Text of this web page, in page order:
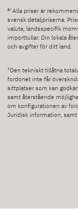
Sittplatser
4 personer
a)Alla priser är
svensk detaljpriserna.
valuta, landsspecifik
importtullar. Din lokala
och avgifter för ditt land.
*Den tekniskt tillåtna
fordonet inte får
sittplatser som kan
samt återstående
om konfigurationen av
Juridisk information,